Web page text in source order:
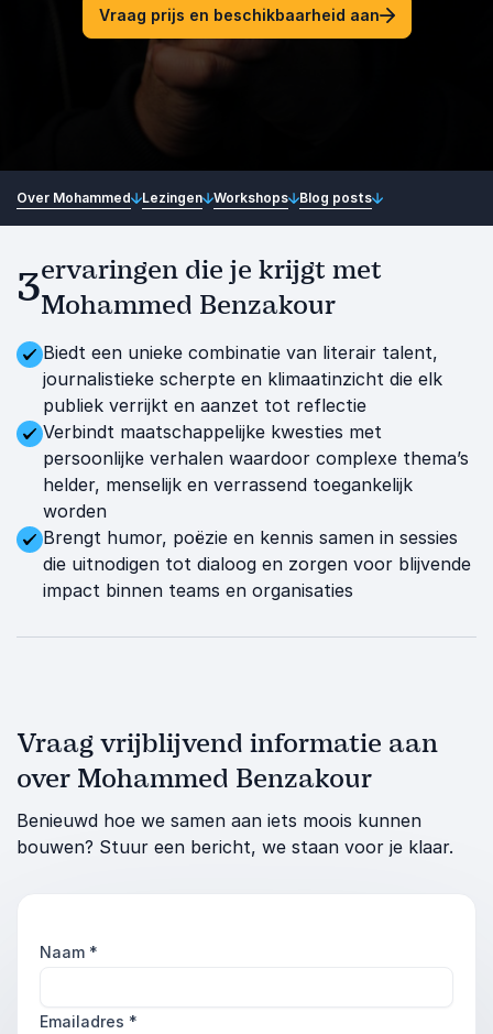
Vraag prijs en beschikbaarheid aan
Over Mohammed Lezingen Workshops Blog posts
3ervaringen die je krijgt met
Mohammed Benzakour
Biedt een unieke combinatie van literair talent,
journalistieke scherpte en klimaatinzicht die elk
publiek verrijkt en aanzet tot reflectie
Verbindt maatschappelijke kwesties met
persoonlijke verhalen waardoor complexe thema’s
helder, menselijk en verrassend toegankelijk
worden
Brengt humor, poëzie en kennis samen in sessies
die uitnodigen tot dialoog en zorgen voor blijvende
impact binnen teams en organisaties
Vraag vrijblijvend informatie aan
over Mohammed Benzakour
Benieuwd hoe we samen aan iets moois kunnen
bouwen? Stuur een bericht, we staan voor je klaar.
Naam *
Emailadres *